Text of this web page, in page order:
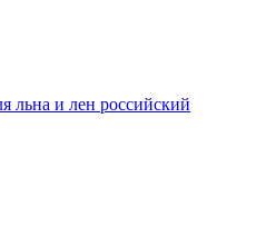
льна и лен российский